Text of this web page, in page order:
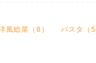
風総菜（8） パスタ（5